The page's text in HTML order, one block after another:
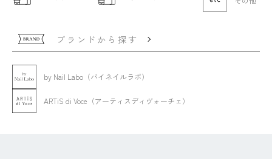
ブランドから探す
by Nail Labo（バイネイルラボ）
ARTiS di Voce（アーティスディヴォーチェ）